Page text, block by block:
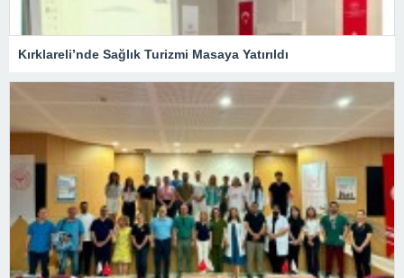
Kırklareli’nde Sağlık Turizmi Masaya Yatırıldı